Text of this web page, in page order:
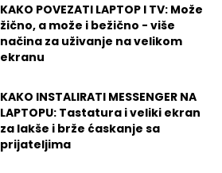
KAKO POVEZATI LAPTOP I TV: Može
žično, a može i bežično - više
načina za uživanje na velikom
ekranu
KAKO INSTALIRATI MESSENGER NA
LAPTOPU: Tastatura i veliki ekran
za lakše i brže ćaskanje sa
prijateljima